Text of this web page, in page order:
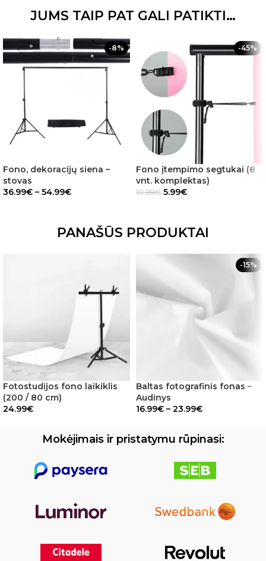
JUMS TAIP PAT GALI PATIKTI…
-8%
Fono, dekoracijų siena –
stovas
36.99€ – 54.99€
-45%
Fono įtempimo segtukai (8
vnt. komplektas)
10.99€ 5.99€
PANAŠŪS PRODUKTAI
Fotostudijos fono laikiklis
(200 / 80 cm)
24.99€
-15%
Baltas fotografinis fonas –
Audinys
16.99€ – 23.99€
Mokėjimais ir pristatymu rūpinasi: